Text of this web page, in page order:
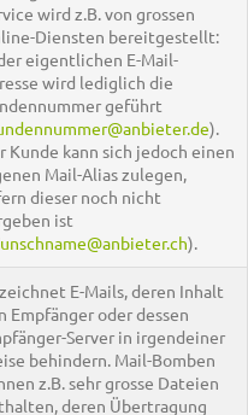
wird z.B. von grossen
Diensten bereitgestellt:
eigentlichen E-Mail-
wird lediglich die
geführt
).
Kunde kann sich jedoch einen
Mail-Alias zulegen,
dieser noch nicht
ist
).
E-Mails, deren Inhalt
Empfänger oder dessen
Server in irgendeiner
behindern. Mail-Bomben
z.B. sehr grosse Dateien
deren Übertragung